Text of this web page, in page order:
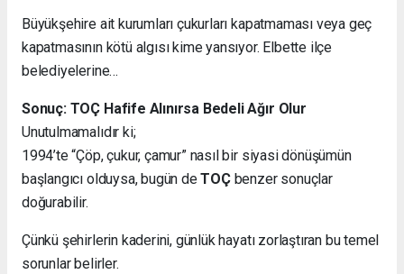
Büyükşehire ait kurumları çukurları kapatmaması veya geç
kapatmasının kötü algısı kime yansıyor. Elbette ilçe
belediyelerine…
Sonuç: TOÇ Hafife Alınırsa Bedeli Ağır Olur
Unutulmamalıdır ki;
1994’te “Çöp, çukur, çamur” nasıl bir siyasi dönüşümün
başlangıcı olduysa, bugün deTOÇbenzer sonuçlar
doğurabilir.
Çünkü şehirlerin kaderini, günlük hayatı zorlaştıran bu temel
sorunlar belirler.